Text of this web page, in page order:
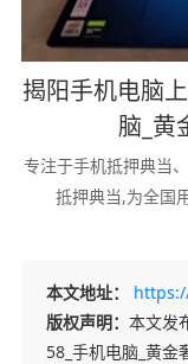
揭阳手机电脑
脑_黄
专注于手机抵押典当
抵押典当,为全国
本文地址：
版权声明： 本文发
58_手机电脑_黄